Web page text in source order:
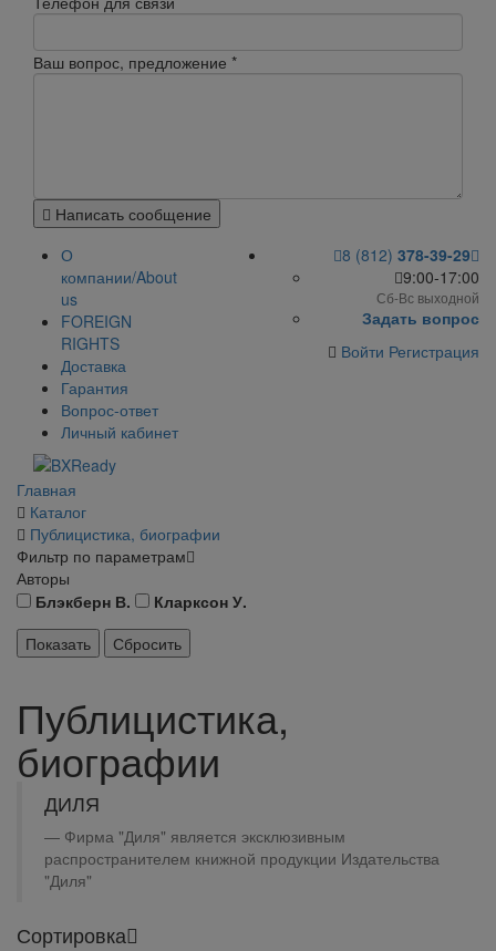
Ваш вопрос, предложение *
Написать сообщение
О
компании/About
us
FOREIGN
RIGHTS
Доставка
Гарантия
Вопрос-ответ
Личный кабинет
8 (812) 378-39-29
9:00-17:00
Сб-Вс выходной
Задать вопрос
Войти Регистрация
Главная
Каталог
Публицистика, биографии
Фильтр по параметрам
Авторы
Блэкберн В.
Кларксон У.
Публицистика,
биографии
ДИЛЯ
Фирма "Диля" является эксклюзивным
распространителем книжной продукции Издательства
"Диля"
Сортировка